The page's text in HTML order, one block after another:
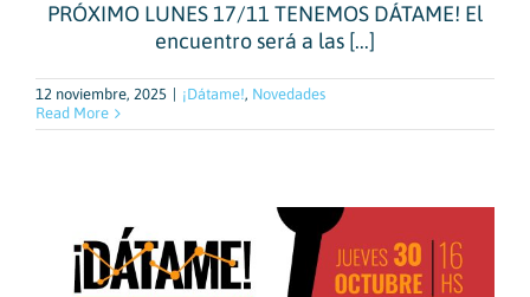
PRÓXIMO LUNES 17/11 TENEMOS DÁTAME! El
encuentro será a las [...]
12 noviembre, 2025 ¡Dátame!, Novedades
Read More